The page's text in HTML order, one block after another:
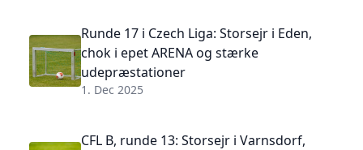
Runde 17 i Czech Liga: Storsejr i Eden,
chok i epet ARENA og stærke
udepræstationer
1. Dec 2025
CFL B, runde 13: Storsejr i Varnsdorf,